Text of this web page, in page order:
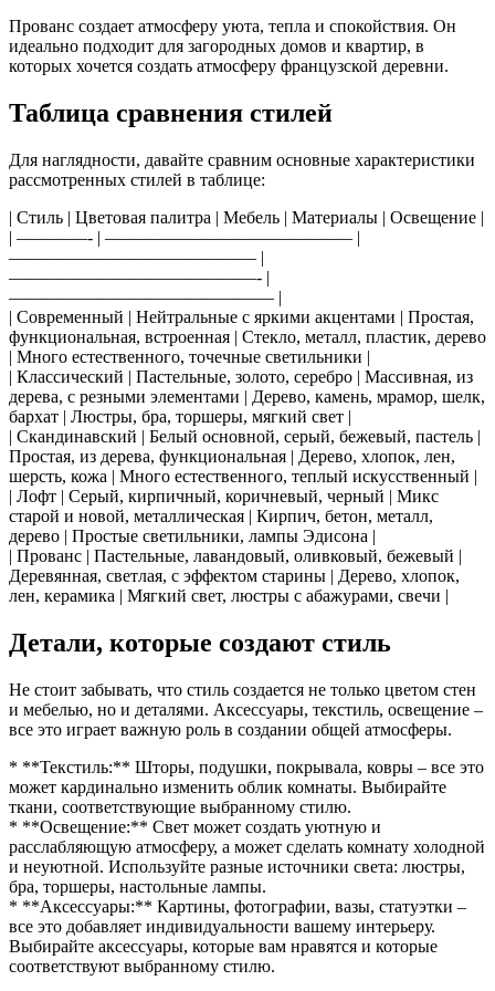
Прованс создает атмосферу уюта, тепла и спокойствия. Он
идеально подходит для загородных домов и квартир, в
которых хочется создать атмосферу французской деревни.
Таблица сравнения стилей
Для наглядности, давайте сравним основные характеристики
рассмотренных стилей в таблице:
| Стиль | Цветовая палитра | Мебель | Материалы | Освещение |
| ————- | —————————————— |
—————————————— |
——————————————- |
——————————————— |
| Современный | Нейтральные с яркими акцентами | Простая,
функциональная, встроенная | Стекло, металл, пластик, дерево
| Много естественного, точечные светильники |
| Классический | Пастельные, золото, серебро | Массивная, из
дерева, с резными элементами | Дерево, камень, мрамор, шелк,
бархат | Люстры, бра, торшеры, мягкий свет |
| Скандинавский | Белый основной, серый, бежевый, пастель |
Простая, из дерева, функциональная | Дерево, хлопок, лен,
шерсть, кожа | Много естественного, теплый искусственный |
| Лофт | Серый, кирпичный, коричневый, черный | Микс
старой и новой, металлическая | Кирпич, бетон, металл,
дерево | Простые светильники, лампы Эдисона |
| Прованс | Пастельные, лавандовый, оливковый, бежевый |
Деревянная, светлая, с эффектом старины | Дерево, хлопок,
лен, керамика | Мягкий свет, люстры с абажурами, свечи |
Детали, которые создают стиль
Не стоит забывать, что стиль создается не только цветом стен
и мебелью, но и деталями. Аксессуары, текстиль, освещение –
все это играет важную роль в создании общей атмосферы.
* **Текстиль:** Шторы, подушки, покрывала, ковры – все это
может кардинально изменить облик комнаты. Выбирайте
ткани, соответствующие выбранному стилю.
* **Освещение:** Свет может создать уютную и
расслабляющую атмосферу, а может сделать комнату холодной
и неуютной. Используйте разные источники света: люстры,
бра, торшеры, настольные лампы.
* **Аксессуары:** Картины, фотографии, вазы, статуэтки –
все это добавляет индивидуальности вашему интерьеру.
Выбирайте аксессуары, которые вам нравятся и которые
соответствуют выбранному стилю.